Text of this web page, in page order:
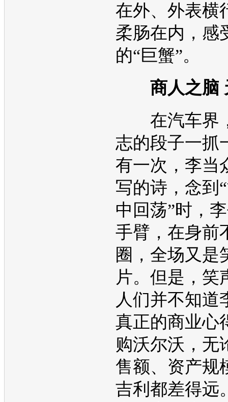
在外、外表横
柔肠在内，感
的“巨蟹”。
商人之脑
在汽车界
志的段子一抓
有一次，李当
写的诗，念到
中回荡”时，
手臂，在身前
圈，全场又是
片。但是，笑
人们并不知道
真正的商业
购沃尔沃 ，
售额、资产规
吉利 都差得远